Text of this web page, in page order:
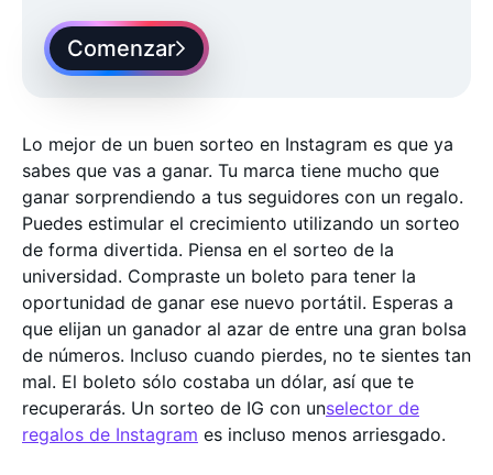
Comenzar
Lo mejor de un buen sorteo en Instagram es que ya
sabes que vas a ganar. Tu marca tiene mucho que
ganar sorprendiendo a tus seguidores con un regalo.
Puedes estimular el crecimiento utilizando un sorteo
de forma divertida. Piensa en el sorteo de la
universidad. Compraste un boleto para tener la
oportunidad de ganar ese nuevo portátil. Esperas a
que elijan un ganador al azar de entre una gran bolsa
de números. Incluso cuando pierdes, no te sientes tan
mal. El boleto sólo costaba un dólar, así que te
recuperarás. Un sorteo de IG con unselector de
regalos de Instagram es incluso menos arriesgado.